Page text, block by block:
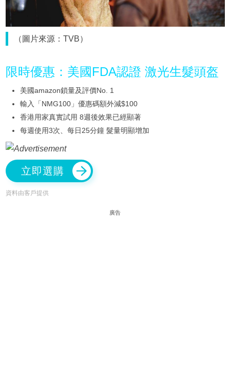
（圖片來源：TVB）
限時優惠：美國FDA認證 激光生髮頭盔
美國amazon鎖量及評價No. 1
輸入「NMG100」優惠碼額外減$100
香港用家真實試用 8週後效果已經顯著
每週使用3次、每日25分鐘 髮量明顯增加
立即選購
資料由客戶提供
廣告